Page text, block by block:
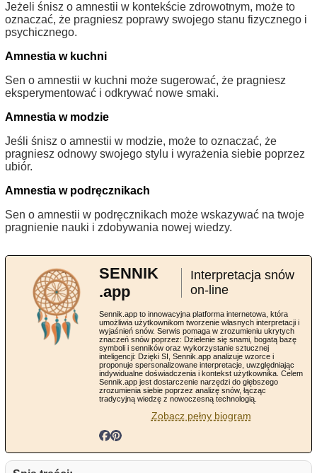
Jeżeli śnisz o amnestii w kontekście zdrowotnym, może to
oznaczać, że pragniesz poprawy swojego stanu fizycznego i
psychicznego.
Amnestia w kuchni
Sen o amnestii w kuchni może sugerować, że pragniesz
eksperymentować i odkrywać nowe smaki.
Amnestia w modzie
Jeśli śnisz o amnestii w modzie, może to oznaczać, że
pragniesz odnowy swojego stylu i wyrażenia siebie poprzez
ubiór.
Amnestia w podręcznikach
Sen o amnestii w podręcznikach może wskazywać na twoje
pragnienie nauki i zdobywania nowej wiedzy.
SENNIK
.app
Interpretacja snów
on-line
Sennik.app to innowacyjna platforma internetowa, która
umożliwia użytkownikom tworzenie własnych interpretacji i
wyjaśnień snów. Serwis pomaga w zrozumieniu ukrytych
znaczeń snów poprzez: Dzielenie się snami, bogatą bazę
symboli i senników oraz wykorzystanie sztucznej
inteligencji: Dzięki SI, Sennik.app analizuje wzorce i
proponuje spersonalizowane interpretacje, uwzględniając
indywidualne doświadczenia i kontekst użytkownika. Celem
Sennik.app jest dostarczenie narzędzi do głębszego
zrozumienia siebie poprzez analizę snów, łącząc
tradycyjną wiedzę z nowoczesną technologią.
Zobacz pełny biogram